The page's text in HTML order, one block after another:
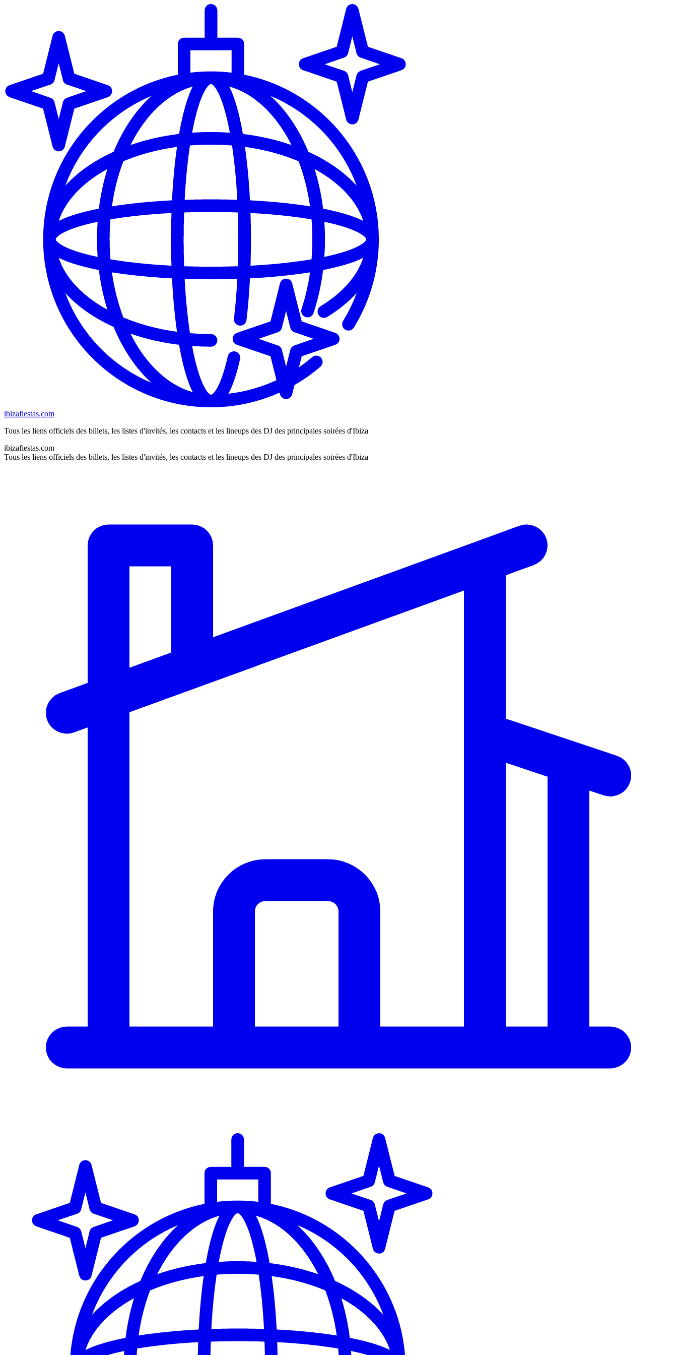
ibizafiestas.com
Tous les liens officiels des billets, les listes d'invités, les contacts et les lineups des DJ des principales soirées d'Ibiza
ibizafiestas.com
Tous les liens officiels des billets, les listes d'invités, les contacts et les lineups des DJ des principales soirées d'Ibiza